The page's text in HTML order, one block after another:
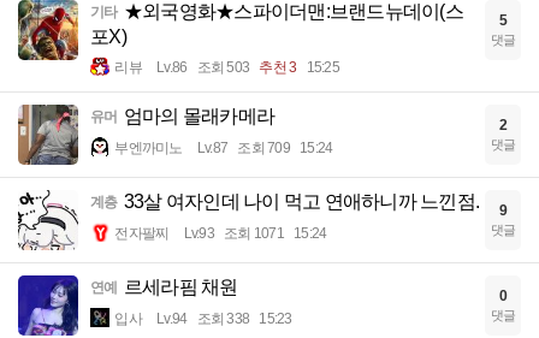
기타 ★외국영화★스파이더맨:브랜드뉴데이(스
포X)
리뷰 Lv.86 조회 503 추천 3 15:25
5
댓글
유머 엄마의 몰래카메라
부엔까미노 Lv.87 조회 709 15:24
2
댓글
계층 33살 여자인데 나이 먹고 연애하니까 느낀점.
전자팔찌 Lv.93 조회 1071 15:24
9
댓글
연예 르세라핌 채원
입사 Lv.94 조회 338 15:23
0
댓글